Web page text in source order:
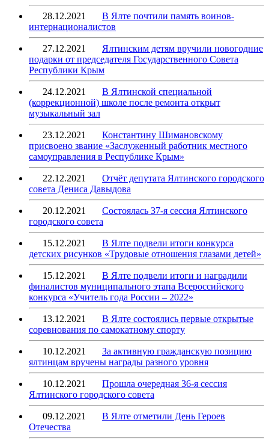
28.12.2021
В Ялте почтили память воинов-
интернационалистов
27.12.2021
Ялтинским детям вручили новогодние
подарки от председателя Государственного Совета
Республики Крым
24.12.2021
В Ялтинской специальной
(коррекционной) школе после ремонта открыт
музыкальный зал
23.12.2021
Константину Шимановскому
присвоено звание «Заслуженный работник местного
самоуправления в Республике Крым»
22.12.2021
Отчёт депутата Ялтинского городского
совета Дениса Давыдова
20.12.2021
Состоялась 37-я сессия Ялтинского
городского совета
15.12.2021
В Ялте подвели итоги конкурса
детских рисунков «Трудовые отношения глазами детей»
15.12.2021
В Ялте подвели итоги и наградили
финалистов муниципального этапа Всероссийского
конкурса «Учитель года России – 2022»
13.12.2021
В Ялте состоялись первые открытые
соревнования по самокатному спорту
10.12.2021
За активную гражданскую позицию
ялтинцам вручены награды разного уровня
10.12.2021
Прошла очередная 36-я сессия
Ялтинского городского совета
09.12.2021
В Ялте отметили День Героев
Отечества